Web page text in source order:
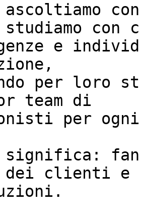
ascoltiamo
con
e
per loro
team di
per
significa:
dei clienti e